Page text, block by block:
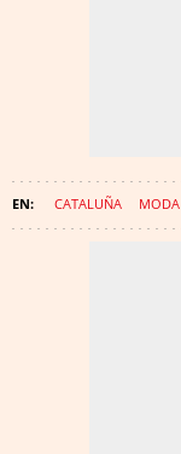
CATALUÑA MODA